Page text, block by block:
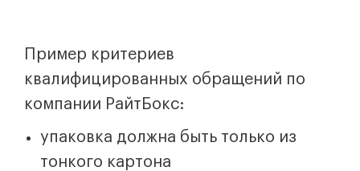
Пример критериев
квалифицированных обращений по
компании РайтБокс:
упаковка должна быть только из
тонкого картона